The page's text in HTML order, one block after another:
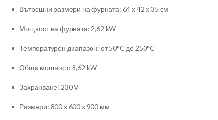
Вътрешни размери на фурната: 64 x 42 x 35 см
Мощност на фурната: 2,62 kW
Температурен диапазон: от 50°C до 250°C
Обща мощност: 8,62 kW
Захранване: 230 V
Размери: 800 x 600 x 900 мм